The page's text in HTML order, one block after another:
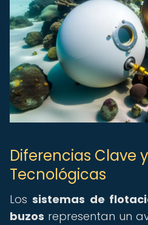
Diferencias Clave
Tecnológicas
Lossistemas de
buzos representan un